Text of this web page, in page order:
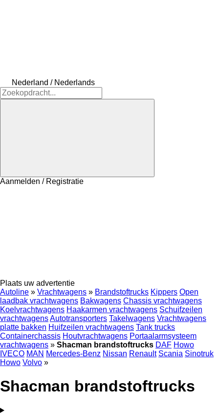
Nederland / Nederlands
Aanmelden / Registratie
Plaats uw advertentie
Autoline » Vrachtwagens » Brandstoftrucks Kippers Open
laadbak vrachtwagens Bakwagens Chassis vrachtwagens
Koelvrachtwagens Haakarmen vrachtwagens Schuifzeilen
vrachtwagensAutotransporters Takelwagens Vrachtwagens
platte bakken Huifzeilen vrachtwagens Tank trucks
Containerchassis Houtvrachtwagens Portaalarmsysteem
vrachtwagens » Shacman brandstoftrucks DAF Howo
IVECO MAN Mercedes-Benz Nissan Renault Scania Sinotruk
Howo Volvo »
Shacman brandstoftrucks